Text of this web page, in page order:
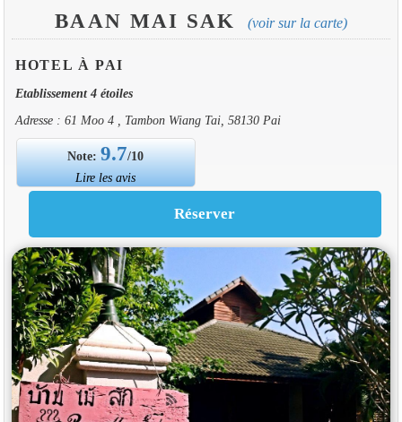
BAAN MAI SAK (voir sur la carte)
HOTEL À PAI
Etablissement 4 étoiles
Adresse : 61 Moo 4 , Tambon Wiang Tai, 58130 Pai
Note:9.7/10
Lire les avis